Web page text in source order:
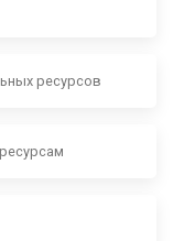
ресурсов